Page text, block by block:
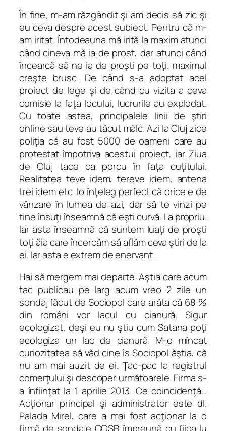
În fine, m-am răzgândit şi am decis să zic şi
eu ceva despre acest subiect. Pentru că m-
am iritat. Întodeauna mă irită la maxim atunci
când cineva mă ia de prost, dar atunci când
încearcă să ne ia de proşti pe toţi, maximul
creşte brusc. De când s-a adoptat acel
proiect de lege şi de când cu vizita a ceva
comisie la faţa locului, lucrurile au explodat.
Cu toate astea, principalele linii de ştiri
online sau teve au tăcut mâlc. Azi la Cluj zice
poliţia că au fost 5000 de oameni care au
protestat împotriva acestui proiect, iar Ziua
de Cluj tace ca porcu în faţa cuţitului.
Realitatea teve idem, tereve idem, antena
trei idem etc. Io înţeleg perfect că orice e de
vânzare în lumea de azi, dar să te vinzi pe
tine însuţi înseamnă că eşti curvă. La propriu.
Iar asta înseamnă că suntem luaţi de proşti
toţi ăia care încercăm să aflăm ceva ştiri de la
ei. Iar asta e extrem de enervant.
Hai să mergem mai departe. Aştia care acum
tac publicau pe larg acum vreo 2 zile un
sondaj făcut de Sociopol care arăta că 68 %
din români vor lacul cu cianură. Sigur
ecologizat, deşi eu nu ştiu cum Satana poţi
ecologiza un lac de cianură. M-o mîncat
curiozitatea să văd cine îs Sociopol ăştia, că
nu am mai auzit de ei. Ţac-pac la registrul
comerţului şi descoper următoarele. Firma s-
a înfiinţat la 1 aprilie 2013. Ce coincidenţă…
Acţionar principal şi administrator este dl.
Palada Mirel, care a mai fost acţionar la o